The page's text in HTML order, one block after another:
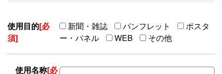
使用目的[必
須]
新聞・雑誌 パンフレット
ポスタ
ー・パネル
WEB その他
使用名称[必